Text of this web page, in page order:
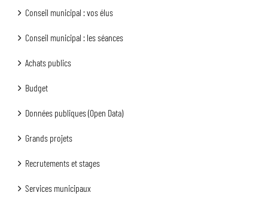
Conseil municipal : vos élus
Conseil municipal : les séances
Achats publics
Budget
Données publiques (Open Data)
Grands projets
Recrutements et stages
Services municipaux